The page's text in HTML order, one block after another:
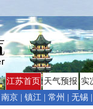
江苏首页 天气预报 实
南京
镇江 常州 无锡